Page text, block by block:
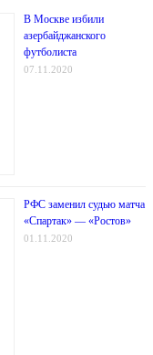
В Москве избили
азербайджанского
футболиста
07.11.2020
РФС заменил судью матча
«Спартак» — «Ростов»
01.11.2020